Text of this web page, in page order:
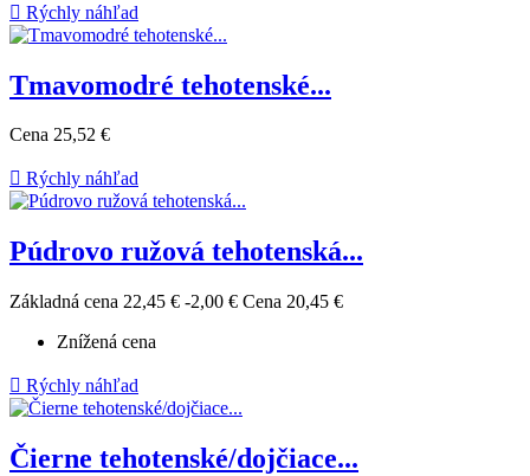
 Rýchly náhľad
Tmavomodré tehotenské...
Cena 25,52 €
 Rýchly náhľad
Púdrovo ružová tehotenská...
Základná cena 22,45 € -2,00 € Cena 20,45 €
Znížená cena
 Rýchly náhľad
Čierne tehotenské/dojčiace...